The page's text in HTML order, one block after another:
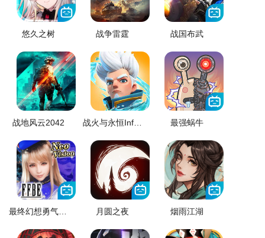
悠久之树 战争雷霆 战国布武
战地风云2042 战火与永恒InfinityKingdom 最强蜗牛
最终幻想勇气启示录 月圆之夜 烟雨江湖